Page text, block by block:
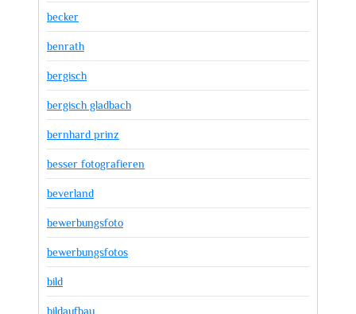
becker
benrath
bergisch
bergisch gladbach
bernhard prinz
besser fotografieren
beverland
bewerbungsfoto
bewerbungsfotos
bild
bildaufbau